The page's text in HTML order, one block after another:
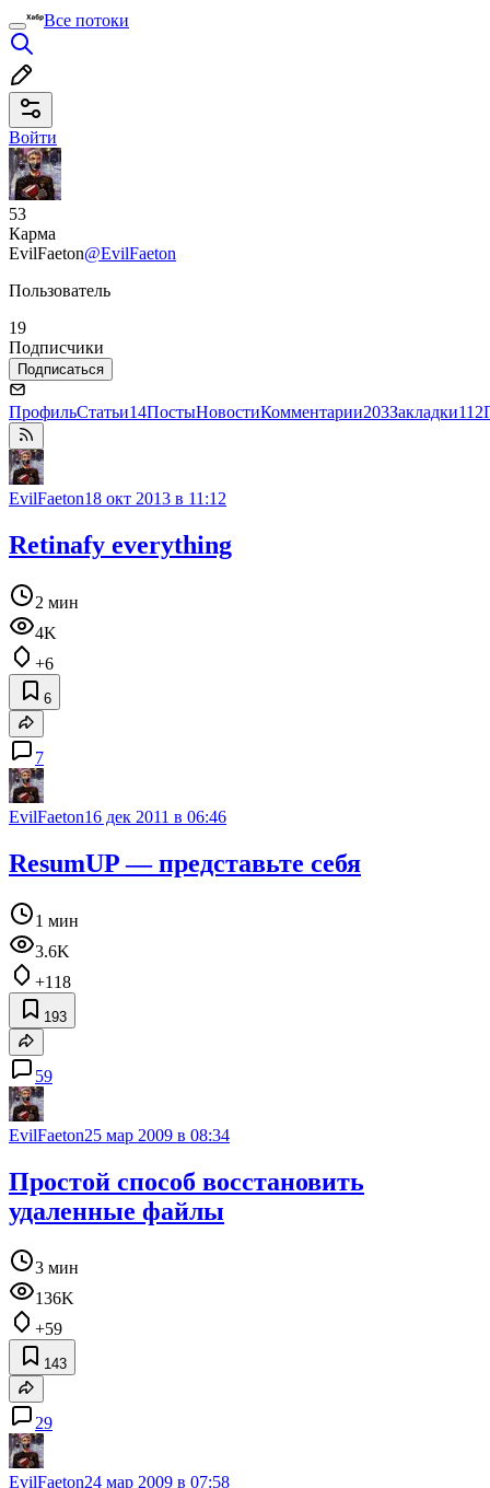
Все потоки
Войти
53
Карма
EvilFaeton@EvilFaeton
Пользователь
19
Подписчики
Подписаться
ПрофильСтатьи14ПостыНовостиКомментарии203Закладки112
EvilFaeton18 окт 2013 в 11:12
Retinafy everything
2 мин
4K
+6
6
7
EvilFaeton16 дек 2011 в 06:46
ResumUP — представьте себя
1 мин
3.6K
+118
193
59
EvilFaeton25 мар 2009 в 08:34
Простой способ восстановить
удаленные файлы
3 мин
136K
+59
143
29
EvilFaeton24 мар 2009 в 07:58